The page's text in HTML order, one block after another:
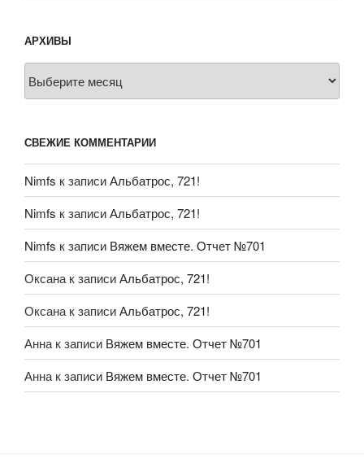
АРХИВЫ
СВЕЖИЕ КОММЕНТАРИИ
Nimfs к записиАльбатрос, 721!
Nimfs к записиАльбатрос, 721!
Nimfs к записи Вяжем вместе. Отчет №701
Оксана к записиАльбатрос, 721!
Оксана к записиАльбатрос, 721!
Анна к записи Вяжем вместе. Отчет №701
Анна к записи Вяжем вместе. Отчет №701